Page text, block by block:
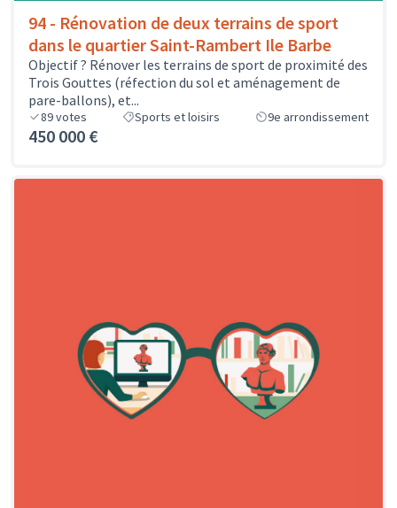
94 - Rénovation de deux terrains de sport
dans le quartier Saint-Rambert Ile Barbe
Objectif ? Rénover les terrains de sport de proximité des
Trois Gouttes (réfection du sol et aménagement de
pare-ballons), et...
89votes Sports et loisirs 9e arrondissement
450 000 €